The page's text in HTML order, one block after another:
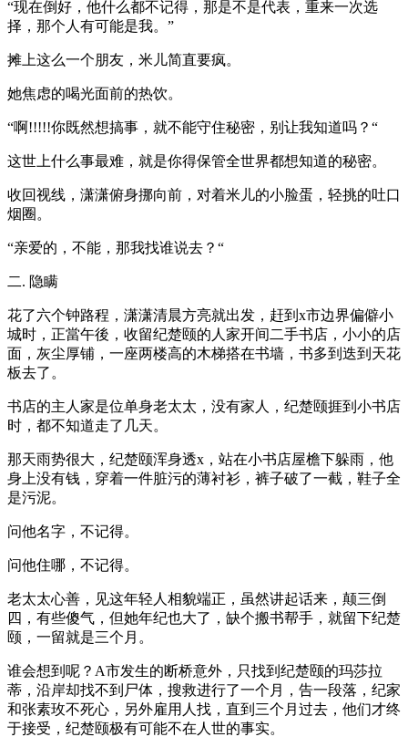
“现在倒好，他什么都不记得，那是不是代表，重来一次选
择，那个人有可能是我。”
摊上这么一个朋友，米儿简直要疯。
她焦虑的喝光面前的热饮。
“啊!!!!!你既然想搞事，就不能守住秘密，别让我知道吗？“
这世上什么事最难，就是你得保管全世界都想知道的秘密。
收回视线，潇潇俯身挪向前，对着米儿的小脸蛋，轻挑的吐口
烟圈。
“亲爱的，不能，那我找谁说去？“
二. 隐瞒
花了六个钟路程，潇潇清晨方亮就出发，赶到x市边界偏僻小
城时，正當午後，收留纪楚颐的人家开间二手书店，小小的店
面，灰尘厚铺，一座两楼高的木梯搭在书墙，书多到迭到天花
板去了。
书店的主人家是位单身老太太，没有家人，纪楚颐捱到小书店
时，都不知道走了几天。
那天雨势很大，纪楚颐浑身透x，站在小书店屋檐下躲雨，他
身上没有钱，穿着一件脏污的薄衬衫，裤子破了一截，鞋子全
是污泥。
问他名字，不记得。
问他住哪，不记得。
老太太心善，见这年轻人相貌端正，虽然讲起话来，颠三倒
四，有些傻气，但她年纪也大了，缺个搬书帮手，就留下纪楚
颐，一留就是三个月。
谁会想到呢？A市发生的断桥意外，只找到纪楚颐的玛莎拉
蒂，沿岸却找不到尸体，搜救进行了一个月，告一段落，纪家
和张素玫不死心，另外雇用人找，直到三个月过去，他们才终
于接受，纪楚颐极有可能不在人世的事实。